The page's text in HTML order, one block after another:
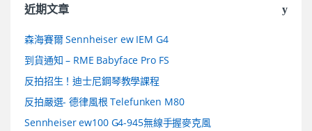
近期文章
森海賽爾 Sennheiser ew IEM G4
到貨通知 – RME Babyface Pro FS
反拍招生！迪士尼鋼琴教學課程
反拍嚴選- 德律風根 Telefunken M80
Sennheiser ew100 G4-945無線手握麥克風